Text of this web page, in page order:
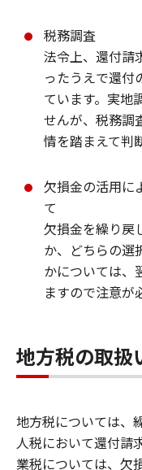
税務調査
法令上、還付請
ったうえで還付
ています。実地
せんが、税務調
情を踏まえて判
欠損金の活用に
て
欠損金を繰り戻
か、どちらの選
かについては、
ますので注意が
地方税の取扱
地方税については、
人税において還付請
業税については、欠